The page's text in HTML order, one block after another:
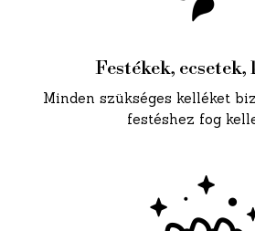
Festékek, ecsetek,
Minden szükséges kelléket
festéshez fog